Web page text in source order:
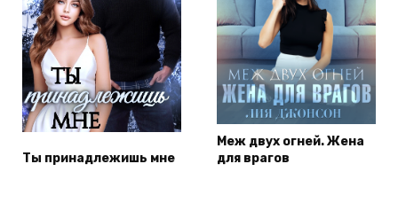
Ты принадлежишь мне
Меж двух огней. Жена
для врагов